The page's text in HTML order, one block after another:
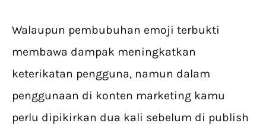
Walaupun pembubuhan emoji terbukti
membawa dampak meningkatkan
keterikatan pengguna, namun dalam
penggunaan di konten marketing kamu
perlu dipikirkan dua kali sebelum di publish